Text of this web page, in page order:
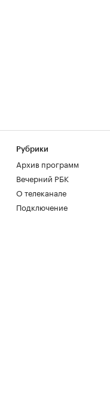
Рубрики
Архив программ
Вечерний РБК
О телеканале
Подключение